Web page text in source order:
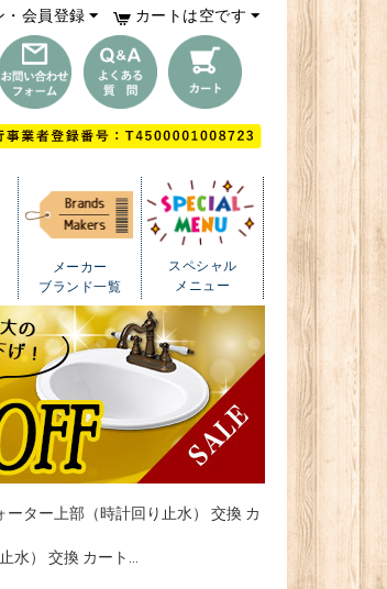
カートは空です
・会員登録
メーカー
ブランド一覧
スペシャル
メニュー
ーター上部（時計回り止水） 交換 カ
水） 交換 カート...